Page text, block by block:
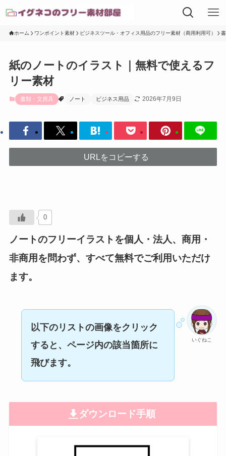
ホーム ワンポイント素材 ビジネスツール・オフィス用品のフリー素材（商用利用可）
紙のノートのイラスト｜無料で使えるフ
リー素材
書類・文房具 ノート ビジネス用品 2026年7月9日
URLをコピーする
0
ノートのフリーイラストを個人・法人、商用・
非商用を問わず、すべて無料でご利用いただけ
ます。
いぐねこ
以下のリストの画像をクリック
すると、ページ内の該当箇所に
飛びます。
ダウンロード手順